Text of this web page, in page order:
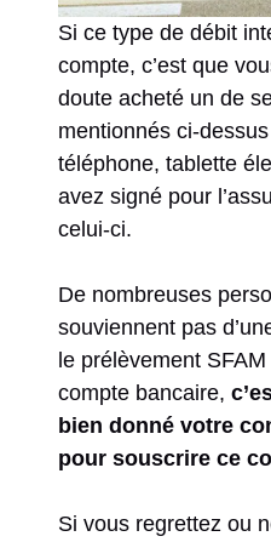
Si ce type de débit
compte, c’est que
doute acheté un de
mentionnés ci-
téléphone, tablette
avez signé pour
celui-ci.
De nombreuses
souviennent pas
le prélèvement
compte bancaire,
bien donné votre
pour souscrire ce
Si vous regrettez ou